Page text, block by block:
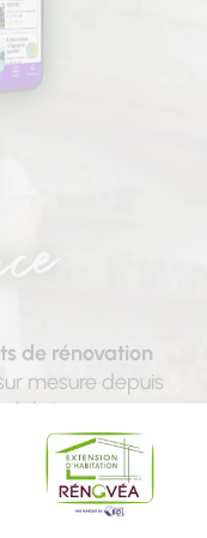
de rénovation
mesure depuis
!